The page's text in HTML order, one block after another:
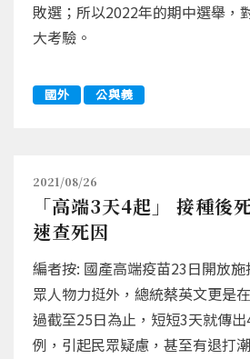
敗選；所以2022年的期中選舉，
大考驗。
國外 公與義
2021/08/26
「高端3天4起」 接種後
速查死因
編者按: 國產高端疫苗23日開放
眾人物力挺外，總統蔡英文更是
過截至25日為止，短短3天就傳
例，引起民眾疑慮，甚至有退打